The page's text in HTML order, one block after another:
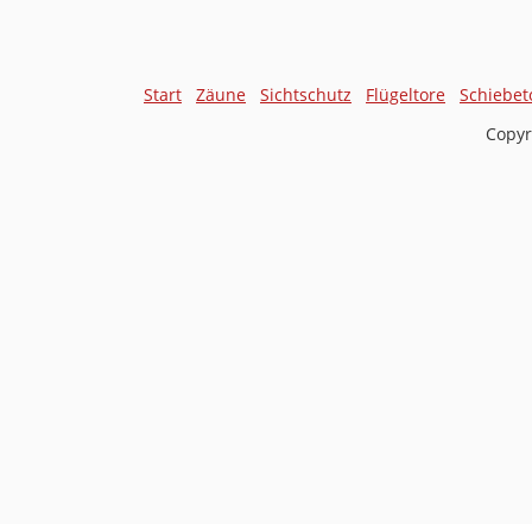
Start Zäune Sichtschutz Flügeltore